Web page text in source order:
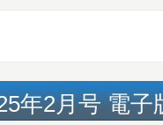
年2月号 電子